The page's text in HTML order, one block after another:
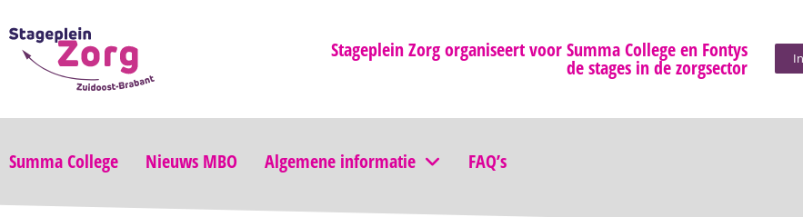
Stageplein Zorg organiseert voor Summa College en Fontys
de stages in de zorgsector
Summa College Nieuws MBO Algemene informatie FAQ’s